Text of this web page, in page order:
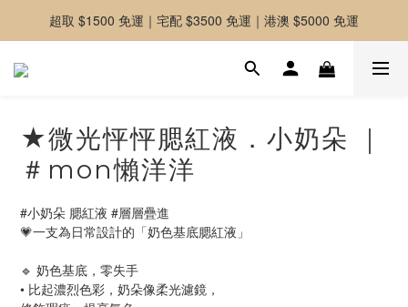
-好友募集中-加入官方LINE好友獲取優惠券
超取 $1500 免運｜宅配 $3500 免運｜港澳 $5000 免運
-好友募集中-加入官方LINE好友獲取優惠券
★微光怦怦腮紅液．小奶朵 ｜
＃mon懶洋洋
#小奶朵 腮紅液 #層層疊進
💗一支為日常設計的「奶色基底腮紅液」
🔹 奶色基底，零失手
• 比起濃烈色彩，奶朵像柔光濾鏡，